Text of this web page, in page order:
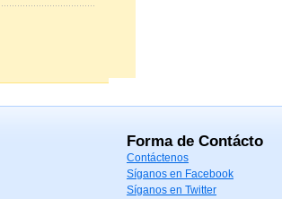
Forma de Contácto
Contáctenos
Síganos en Facebook
Síganos en Twitter